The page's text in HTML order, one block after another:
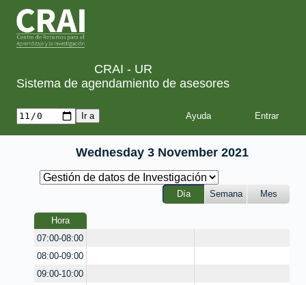
CRAI - UR
Sistema de agendamiento de asesores
Ayuda
Wednesday 3 November 2021
Día Semana Mes
Hora
07:00-08:00
08:00-09:00
09:00-10:00